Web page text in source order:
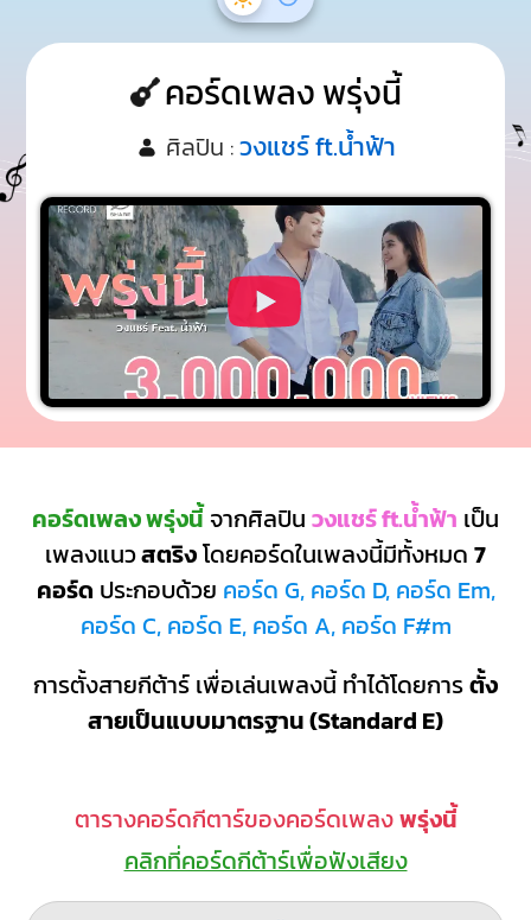
คอร์ดเพลง พรุ่งนี้
ศิลปิน :วงแชร์ ft.น้ำฟ้า
คอร์ดเพลง พรุ่งนี้จากศิลปิน วงแชร์ ft.น้ำฟ้า เป็น
เพลงแนวสตริงโดยคอร์ดในเพลงนี้มีทั้งหมด 7
คอร์ด ประกอบด้วย คอร์ด G, คอร์ด D, คอร์ด Em,
คอร์ด C, คอร์ด E, คอร์ด A, คอร์ด F#m
การตั้งสายกีต้าร์ เพื่อเล่นเพลงนี้ ทำได้โดยการตั้ง
สายเป็นแบบมาตรฐาน (Standard E)
ตารางคอร์ดกีตาร์ของคอร์ดเพลงพรุ่งนี้
คลิกที่คอร์ดกีต้าร์เพื่อฟังเสียง